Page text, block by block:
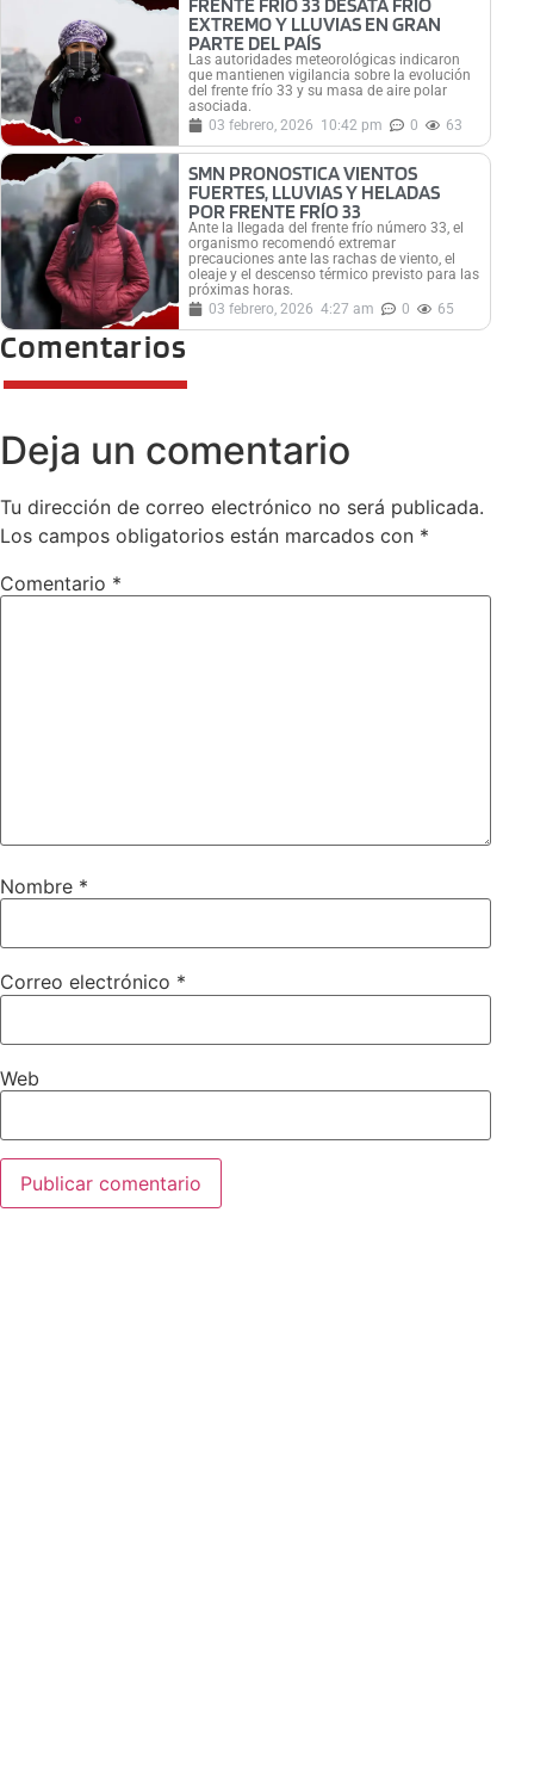
FRENTE FRÍO 33 DESATA FRÍO
EXTREMO Y LLUVIAS EN GRAN
PARTE DEL PAÍS
Las autoridades meteorológicas indicaron
que mantienen vigilancia sobre la evolución
del frente frío 33 y su masa de aire polar
asociada.
03 febrero, 2026 10:42 pm 0 63
SMN PRONOSTICA VIENTOS
FUERTES, LLUVIAS Y HELADAS
POR FRENTE FRÍO 33
Ante la llegada del frente frío número 33, el
organismo recomendó extremar
precauciones ante las rachas de viento, el
oleaje y el descenso térmico previsto para las
próximas horas.
03 febrero, 2026 4:27 am 0 65
Comentarios
Deja un comentario
Tu dirección de correo electrónico no será publicada.
Los campos obligatorios están marcados con *
Comentario *
Nombre *
Correo electrónico *
Web